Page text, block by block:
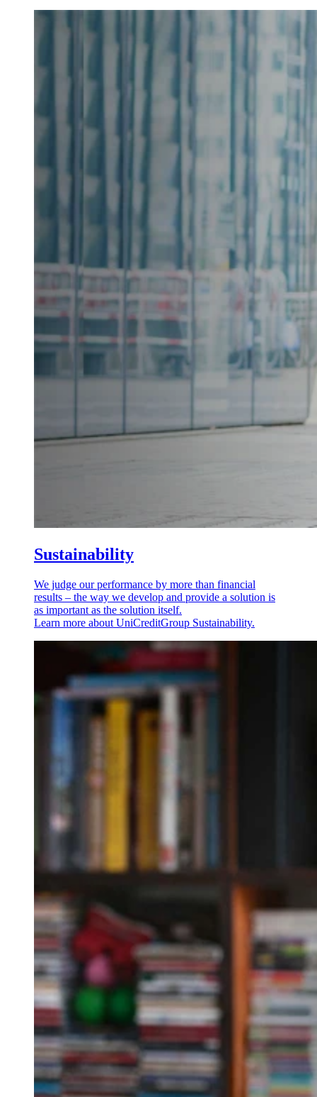
Sustainability
We judge our performance by more than financial
results – the way we develop and provide a solution is
as important as the solution itself.
Learn more about UniCreditGroup Sustainability.